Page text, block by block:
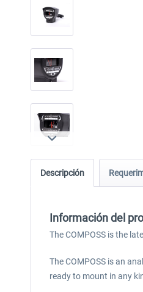
Descripción
Información del
The COMPOSS is the
The COMPOSS is an
ready to mount in any